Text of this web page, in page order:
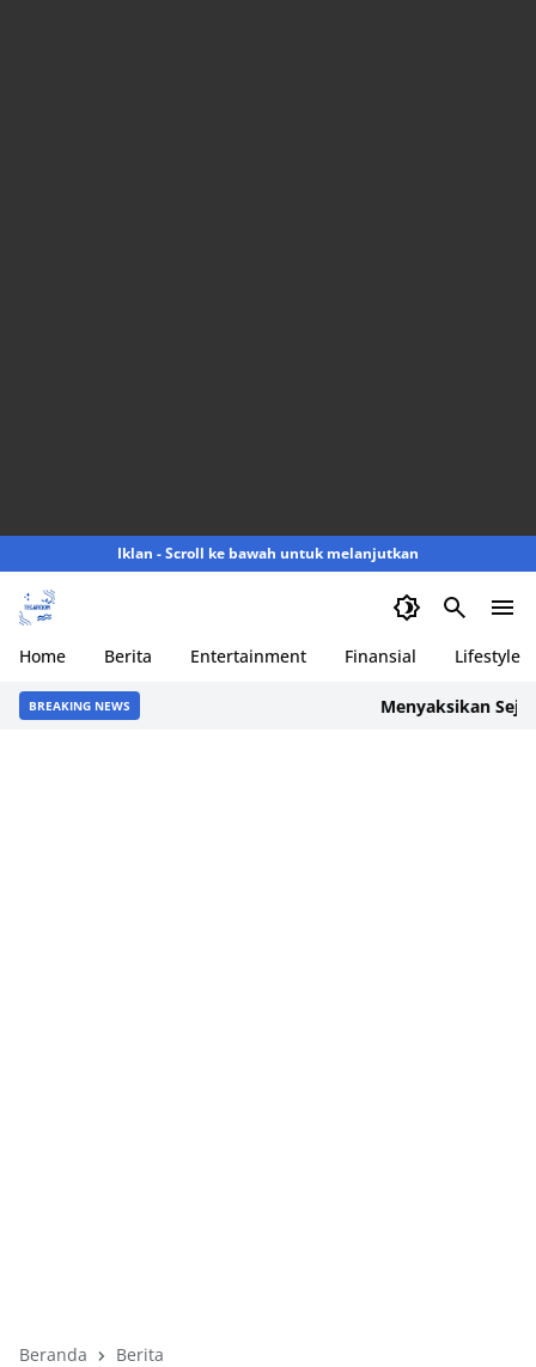
Iklan - Scroll ke bawah untuk melanjutkan
Home Berita Entertainment Finansial Lifestyle
BREAKING NEWS Menyaksikan Sejarah
Beranda Berita